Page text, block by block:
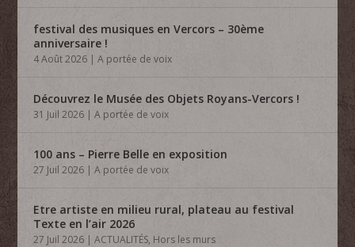
festival des musiques en Vercors – 30ème
anniversaire !
4 Août 2026 |A portée de voix
Découvrez le Musée des Objets Royans-Vercors !
31 Juil 2026 |A portée de voix
100 ans – Pierre Belle en exposition
27 Juil 2026 |A portée de voix
Etre artiste en milieu rural, plateau au festival
Texte en l’air 2026
27 Juil 2026 |ACTUALITÉS, Hors les murs